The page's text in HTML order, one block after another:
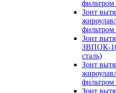
Зонт
Зонт
ЗВПОК-
сталь)
Зонт
Зонт